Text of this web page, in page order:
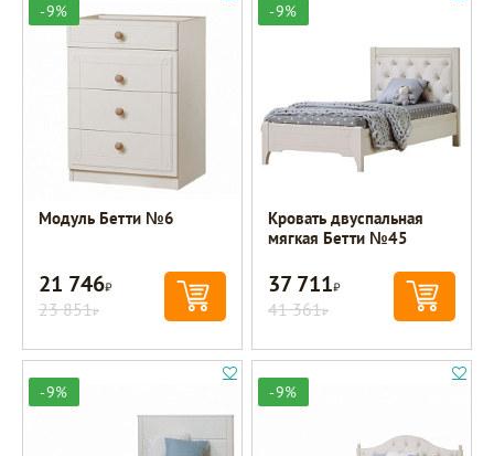
-9%
Модуль Бетти №6
21 746Р
23 851Р
-9%
Кровать двуспальная
мягкая Бетти №45
37 711Р
41 361Р
-9% -9%